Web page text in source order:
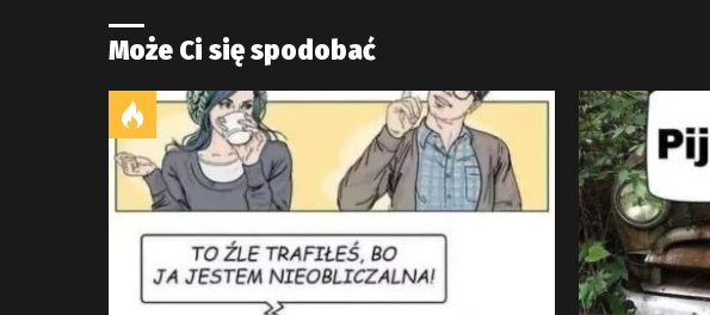
Może Ci się spodobać